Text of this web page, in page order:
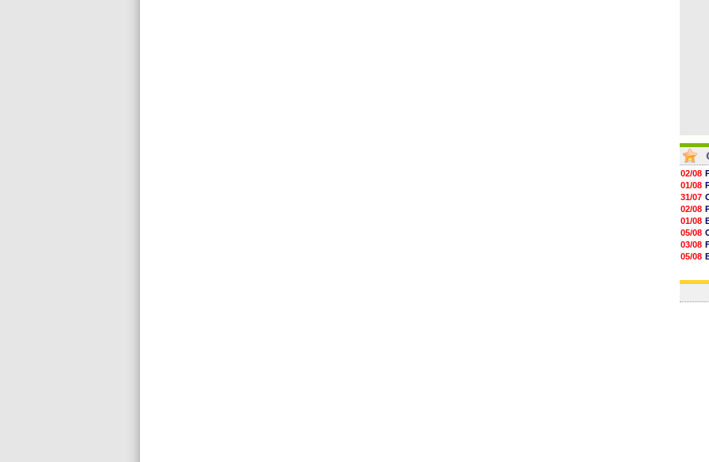
02/08
01/08
31/07
02/08
01/08
05/08
03/08
05/08
03/08